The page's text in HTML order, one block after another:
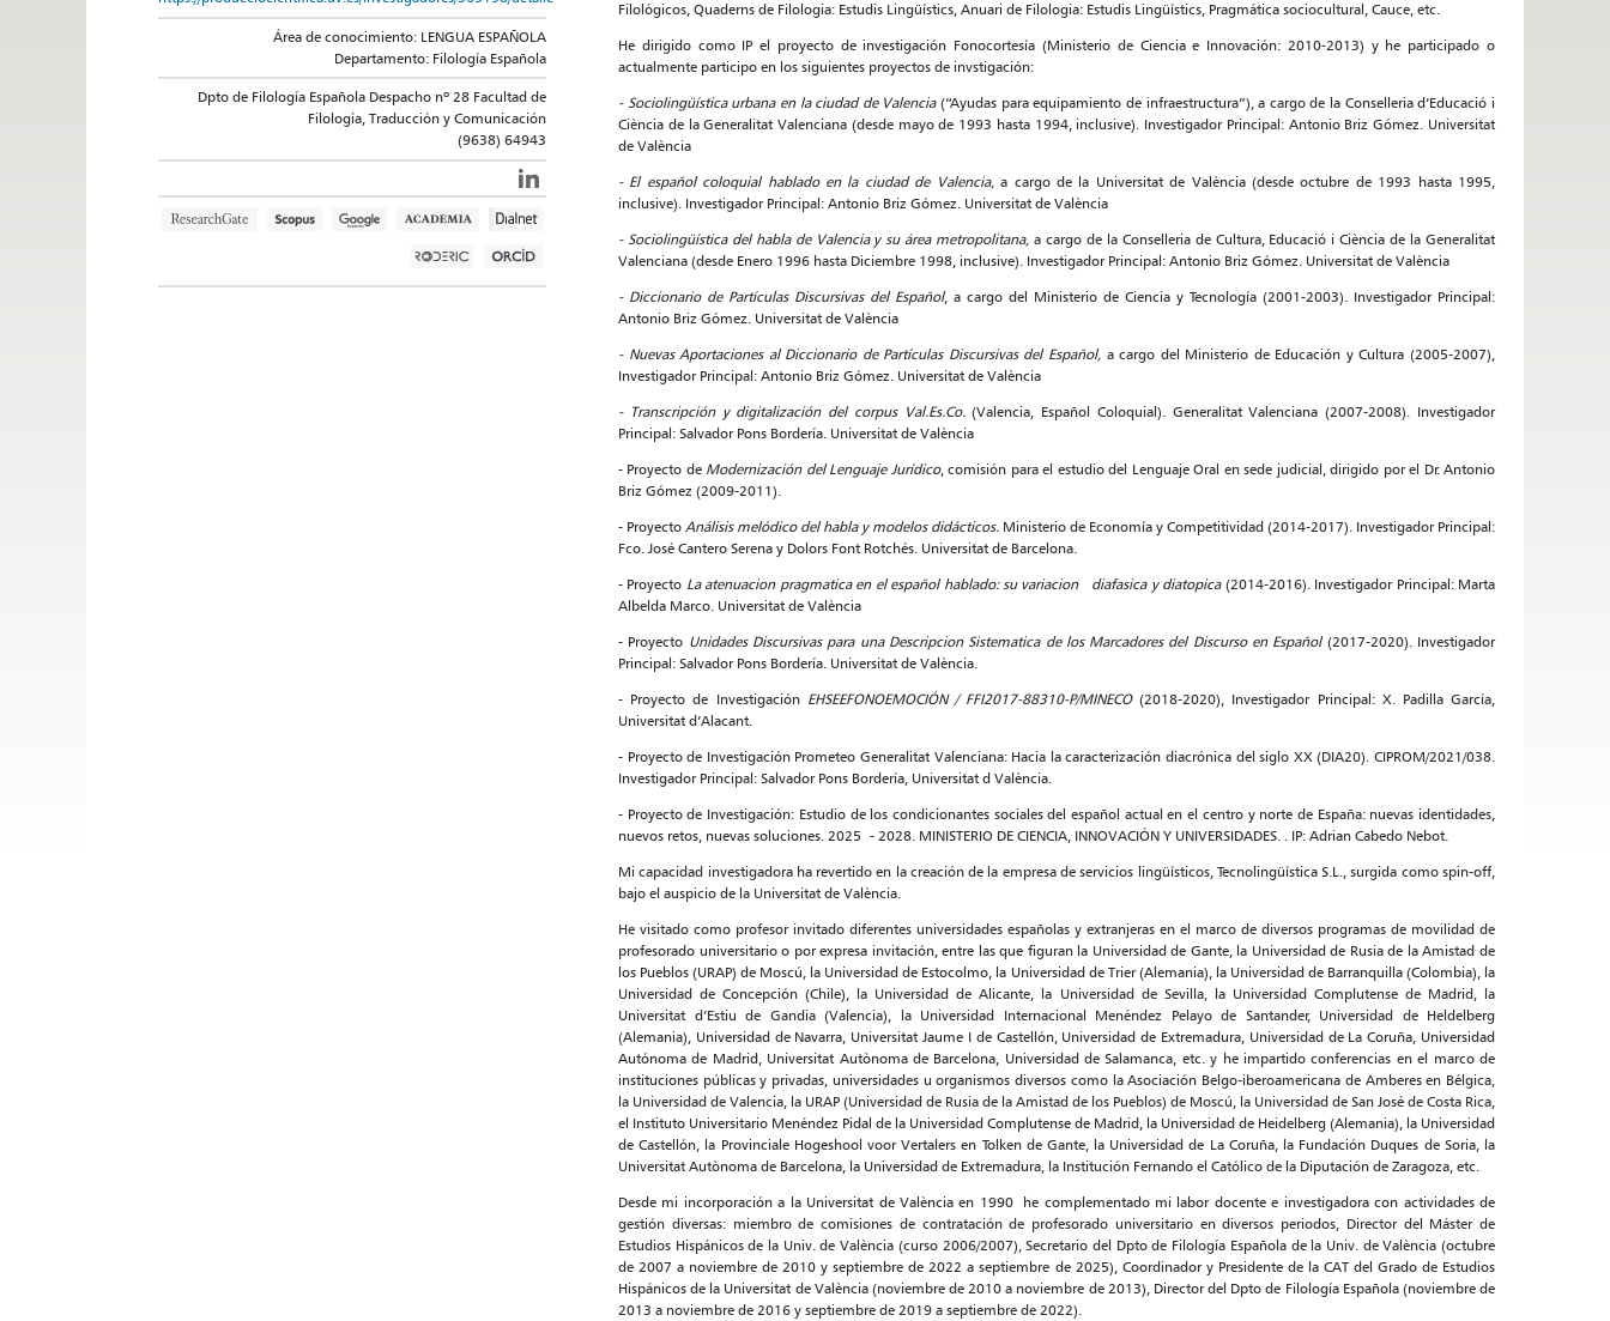
Área de conocimiento: LENGUA ESPAÑOLA
Departamento: Filología Española
Dpto de Filología Española Despacho nº 28 Facultad de
Filología, Traducción y Comunicación
(9638) 64943
Filológicos, Quaderns de Filologia: Estudis Lingüístics, Anuari de Filologia: Estudis Lingüístics, Pragmática sociocultural, Cauce, etc.
He dirigido como IP el proyecto de investigación Fonocortesía (Ministerio de Ciencia e Innovación: 2010-2013) y he participado o
actualmente participo en los siguientes proyectos de invstigación:
- Sociolingüística urbana en la ciudad de Valencia(“Ayudas para equipamiento de infraestructura”), a cargo de la Conselleria d’Educació i
Ciència de la Generalitat Valenciana (desde mayo de 1993 hasta 1994, inclusive). Investigador Principal: Antonio Briz Gómez. Universitat
de València
- El español coloquial hablado en la ciudad de Valencia,a cargo de la Universitat de València (desde octubre de 1993 hasta 1995,
inclusive). Investigador Principal: Antonio Briz Gómez. Universitat de València
- Sociolingüística del habla de Valencia y su área metropolitana,a cargo de la Conselleria de Cultura, Educació i Ciència de la Generalitat
Valenciana (desde Enero 1996 hasta Diciembre 1998, inclusive). Investigador Principal: Antonio Briz Gómez. Universitat de València
- Diccionario de Partículas Discursivas del Español, a cargo del Ministerio de Ciencia y Tecnología (2001-2003). Investigador Principal:
Antonio Briz Gómez. Universitat de València
- Nuevas Aportaciones al Diccionario de Partículas Discursivas del Español, a cargo del Ministerio de Educación y Cultura (2005-2007),
Investigador Principal: Antonio Briz Gómez. Universitat de València
- Transcripción y digitalización del corpus Val.Es.Co.(Valencia, Español Coloquial). Generalitat Valenciana (2007-2008). Investigador
Principal: Salvador Pons Bordería. Universitat de València
- Proyecto de Modernización del Lenguaje Jurídico, comisión para el estudio del Lenguaje Oral en sede judicial, dirigido por el Dr. Antonio
Briz Gómez (2009-2011).
- Proyecto Análisis melódico del habla y modelos didácticos. Ministerio de Economía y Competitividad (2014-2017). Investigador Principal:
Fco. José Cantero Serena y Dolors Font Rotchés. Universitat de Barcelona.
- Proyecto La atenuacion pragmatica en el español hablado: su variacion diafasica y diatopica(2014-2016). Investigador Principal: Marta
Albelda Marco. Universitat de València
- Proyecto Unidades Discursivas para una Descripcion Sistematica de los Marcadores del Discurso en Español(2017-2020). Investigador
Principal: Salvador Pons Bordería. Universitat de València.
- Proyecto de Investigación EHSEEFONOEMOCIÓN / FFI2017-88310-P/MINECO(2018-2020), Investigador Principal: X. Padilla García,
Universitat d’Alacant.
- Proyecto de Investigación Prometeo Generalitat Valenciana: Hacia la caracterización diacrónica del siglo XX (DIA20). CIPROM/2021/038.
Investigador Principal: Salvador Pons Bordería, Universitat d València.
- Proyecto de Investigación: Estudio de los condicionantes sociales del español actual en el centro y norte de España: nuevas identidades,
nuevos retos, nuevas soluciones. 2025 - 2028. MINISTERIO DE CIENCIA, INNOVACIÓN Y UNIVERSIDADES. . IP: Adrian Cabedo Nebot.
Mi capacidad investigadora ha revertido en la creación de la empresa de servicios lingüísticos, Tecnolingüística S.L., surgida como spin-off,
bajo el auspicio de la Universitat de València.
He visitado como profesor invitado diferentes universidades españolas y extranjeras en el marco de diversos programas de movilidad de
profesorado universitario o por expresa invitación, entre las que figuran la Universidad de Gante, la Universidad de Rusia de la Amistad de
los Pueblos (URAP) de Moscú, la Universidad de Estocolmo, la Universidad de Trier (Alemania), la Universidad de Barranquilla (Colombia), la
Universidad de Concepción (Chile), la Universidad de Alicante, la Universidad de Sevilla, la Universidad Complutense de Madrid, la
Universitat d’Estiu de Gandia (Valencia), la Universidad Internacional Menéndez Pelayo de Santander, Universidad de Heldelberg
(Alemania), Universidad de Navarra, Universitat Jaume I de Castellón, Universidad de Extremadura, Universidad de La Coruña, Universidad
Autónoma de Madrid, Universitat Autònoma de Barcelona, Universidad de Salamanca, etc. y he impartido conferencias en el marco de
instituciones públicas y privadas, universidades u organismos diversos como la Asociación Belgo-iberoamericana de Amberes en Bélgica,
la Universidad de Valencia, la URAP (Universidad de Rusia de la Amistad de los Pueblos) de Moscú, la Universidad de San José de Costa Rica,
el Instituto Universitario Menéndez Pidal de la Universidad Complutense de Madrid, la Universidad de Heidelberg (Alemania), la Universidad
de Castellón, la Provinciale Hogeshool voor Vertalers en Tolken de Gante, la Universidad de La Coruña, la Fundación Duques de Soria, la
Universitat Autònoma de Barcelona, la Universidad de Extremadura, la Institución Fernando el Católico de la Diputación de Zaragoza, etc.
Desde mi incorporación a la Universitat de València en 1990 he complementado mi labor docente e investigadora con actividades de
gestión diversas: miembro de comisiones de contratación de profesorado universitario en diversos periodos, Director del Máster de
Estudios Hispánicos de la Univ. de València (curso 2006/2007), Secretario del Dpto de Filología Española de la Univ. de València (octubre
de 2007 a noviembre de 2010 y septiembre de 2022 a septiembre de 2025), Coordinador y Presidente de la CAT del Grado de Estudios
Hispánicos de la Universitat de València (noviembre de 2010 a noviembre de 2013), Director del Dpto de Filología Española (noviembre de
2013 a noviembre de 2016 y septiembre de 2019 a septiembre de 2022).